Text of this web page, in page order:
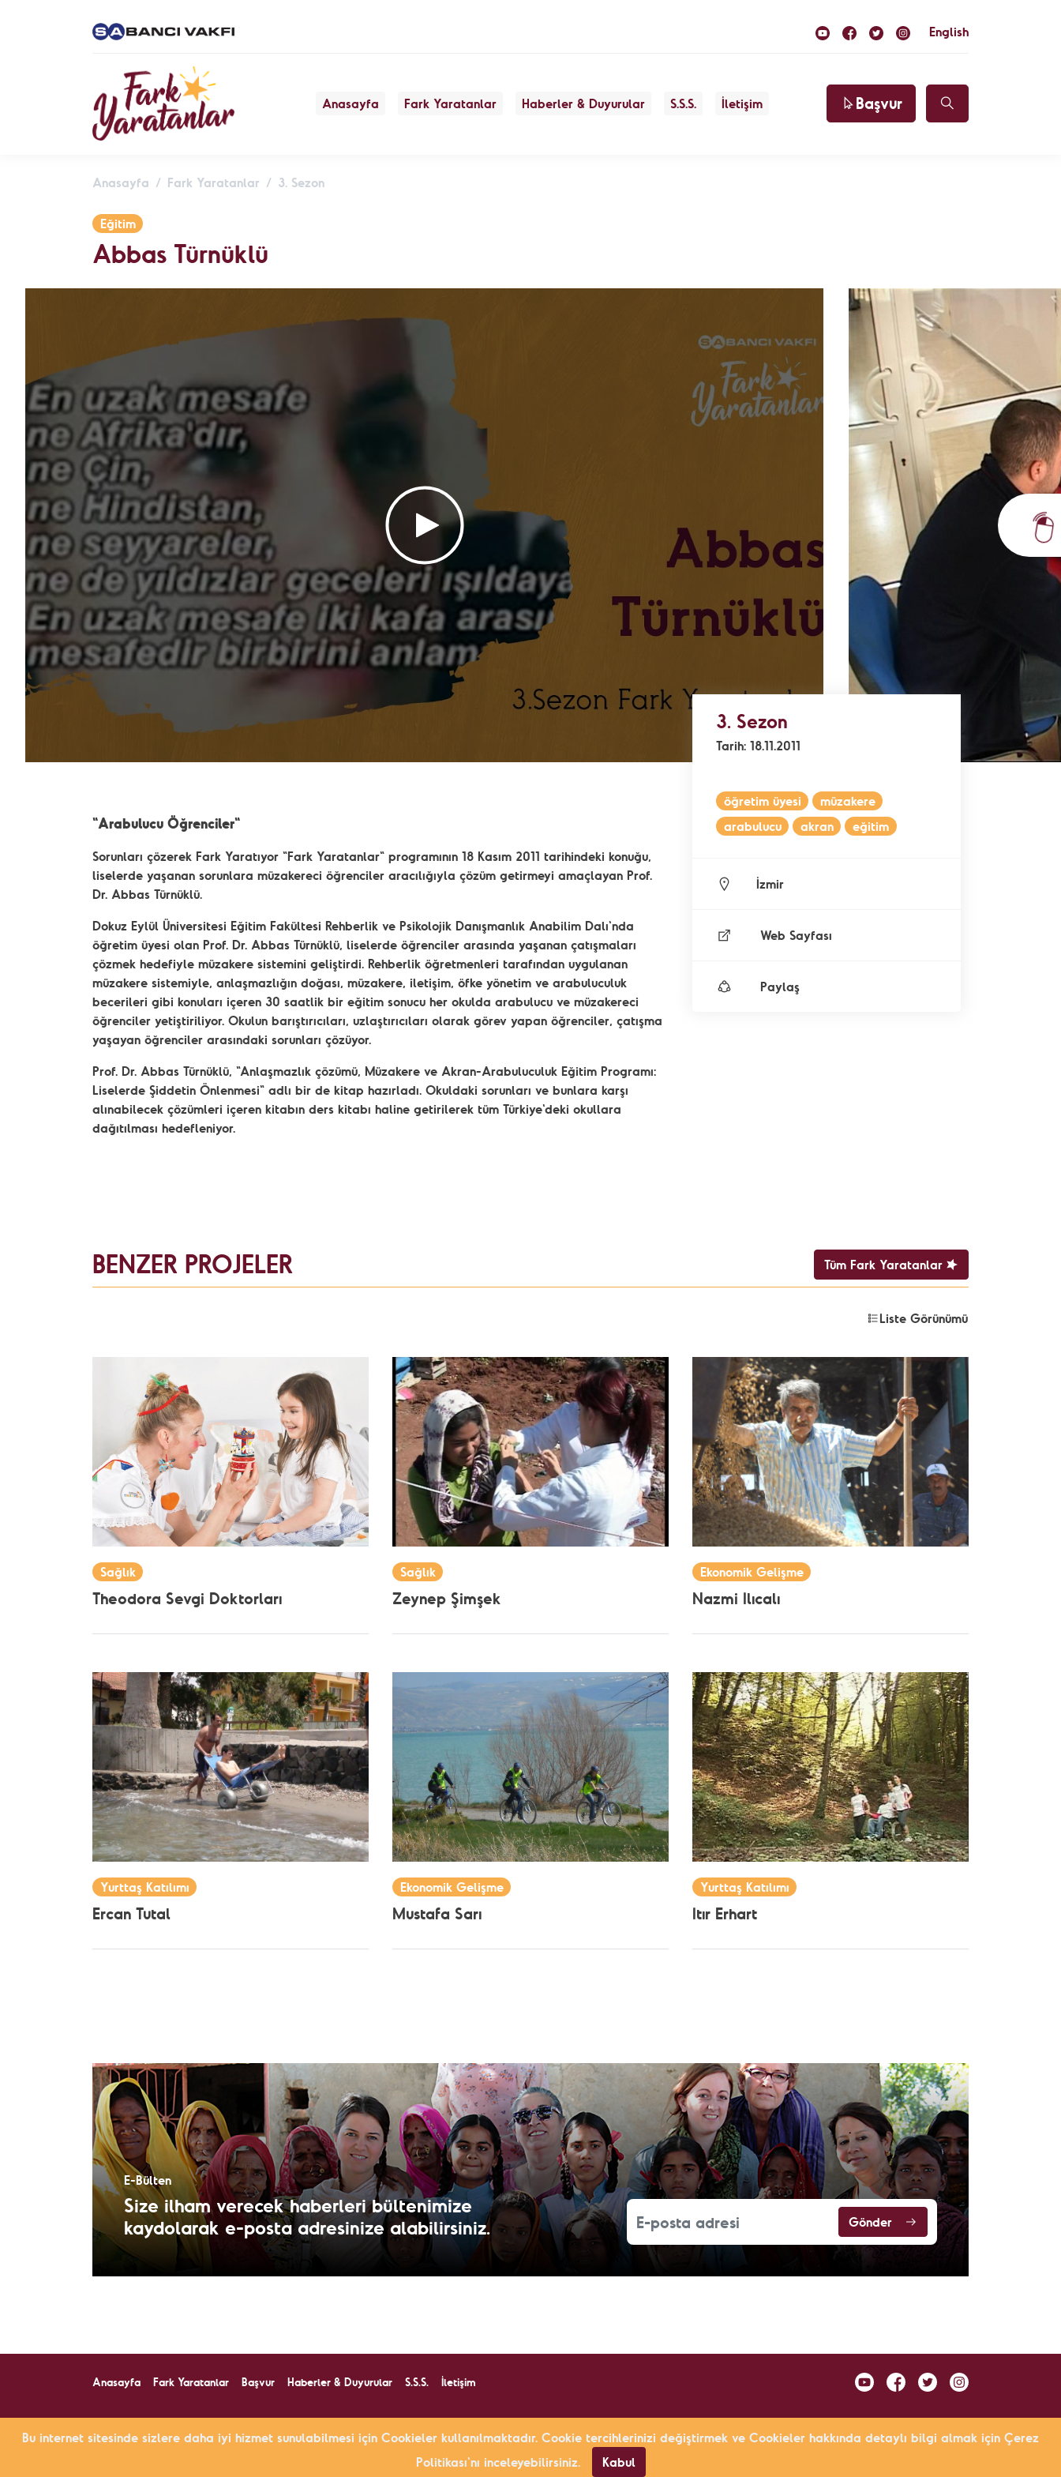
English
Anasayfa Fark Yaratanlar Haberler & Duyurular S.S.S. İletişim Başvur
Ali Caner Alpaslan - Engelsiz Nota
Özlem Şivecan - Manisa Çölyak ve Organik
Atakan Nalbant - Binclusive
- Toplumsal
Adalet
Deniz Toprak - Hatay Sörf Merkezi
Ekin Gündüz Özdemirci & Nurten Bayraktar -
EkoFilm: Sürdürülebilir Yapım Platformu
- Çevre
Anasayfa Fark Yaratanlar 3. Sezon
Eğitim
Abbas Türnüklü
"Arabulucu Öğrenciler"
Sorunları çözerek Fark Yaratıyor "Fark Yaratanlar" programının 18 Kasım 2011 tarihindeki konuğu,
liselerde yaşanan sorunlara müzakereci öğrenciler aracılığıyla çözüm getirmeyi amaçlayan Prof.
Dr. Abbas Türnüklü.
Dokuz Eylül Üniversitesi Eğitim Fakültesi Rehberlik ve Psikolojik Danışmanlık Anabilim Dalı'nda
öğretim üyesi olan Prof. Dr. Abbas Türnüklü, liselerde öğrenciler arasında yaşanan çatışmaları
çözmek hedefiyle müzakere sistemini geliştirdi. Rehberlik öğretmenleri tarafından uygulanan
müzakere sistemiyle, anlaşmazlığın doğası, müzakere, iletişim, öfke yönetim ve arabuluculuk
becerileri gibi konuları içeren 30 saatlik bir eğitim sonucu her okulda arabulucu ve müzakereci
öğrenciler yetiştiriliyor. Okulun barıştırıcıları, uzlaştırıcıları olarak görev yapan öğrenciler, çatışma
yaşayan öğrenciler arasındaki sorunları çözüyor.
Prof. Dr. Abbas Türnüklü, "Anlaşmazlık çözümü, Müzakere ve Akran-Arabuluculuk Eğitim Programı:
Liselerde Şiddetin Önlenmesi" adlı bir de kitap hazırladı. Okuldaki sorunları ve bunlara karşı
alınabilecek çözümleri içeren kitabın ders kitabı haline getirilerek tüm Türkiye'deki okullara
dağıtılması hedefleniyor.
3. Sezon
Tarih: 18.11.2011
öğretim üyesi
müzakere
arabulucu
akran eğitim
İzmir
Web Sayfası
Paylaş
BENZER PROJELER Tüm Fark Yaratanlar
Liste Görünümü
Sağlık
Theodora Sevgi Doktorları
Sağlık
Zeynep Şimşek
Ekonomik Gelişme
Nazmi Ilıcalı
Yurttaş Katılımı
Ercan Tutal
Ekonomik Gelişme
Mustafa Sarı
Yurttaş Katılımı
Itır Erhart
E-Bülten
Size ilham verecek haberleri bültenimize
kaydolarak e-posta adresinize alabilirsiniz.
Gönder
Anasayfa Fark Yaratanlar Başvur Haberler & Duyurular S.S.S. İletişim
Bu internet sitesinde sizlere daha iyi hizmet sunulabilmesi için Cookieler kullanılmaktadır. Cookie tercihlerinizi değiştirmek ve Cookieler hakkında detaylı bilgi almak için Çerez
Politikası'nı inceleyebilirsiniz.
Kabul